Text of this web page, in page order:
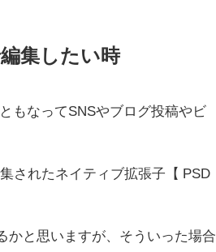
集したい時
もなってSNSやブログ投稿や ビ
されたネイティブ拡張子 【 PSD
かと思いますが、そういった場合